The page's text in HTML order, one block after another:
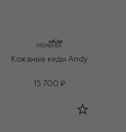
Кожаные кеды Andy
15 700 ₽